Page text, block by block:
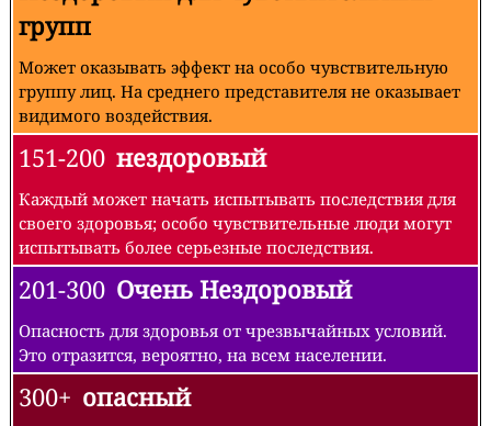
групп
Может оказывать эффект на особо чувствительную
группу лиц. На среднего представителя не оказывает
видимого воздействия.
151-200 нездоровый
Каждый может начать испытывать последствия для
своего здоровья; особо чувствительные люди могут
испытывать более серьезные последствия.
201-300 Очень Нездоровый
Опасность для здоровья от чрезвычайных условий.
Это отразится, вероятно, на всем населении.
300+ опасный